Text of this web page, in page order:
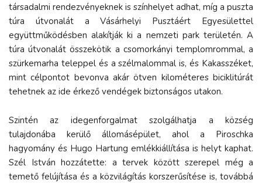
társadalmi rendezvényeknek is színhelyet adhat, míg a puszta
túra útvonalát a Vásárhelyi Pusztáért Egyesülettel
együttműködésben alakítják ki a nemzeti park területén. A
túra útvonalát összekötik a csomorkányi templomrommal, a
szürkemarha teleppel és a szélmalommal is, és Kakasszéket,
mint célpontot bevonva akár ötven kilométeres biciklitúrát
tehetnek az ide érkező vendégek biztonságos utakon.
Szintén az idegenforgalmat szolgálhatja a község
tulajdonába kerülő állomásépület, ahol a Piroschka
hagyomány és Hugo Hartung emlékkiállítása is helyt kaphat.
Szél István hozzátette: a tervek között szerepel még a
temető felújítása és a közvilágítás korszerűsítése is, továbbá